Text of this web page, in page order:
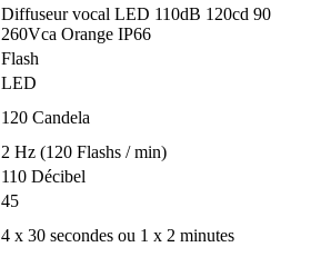
Diffuseur vocal LED 110dB 120cd 90
260Vca Orange IP66
Flash
LED
120 Candela
2 Hz (120 Flashs / min)
110 Décibel
45
4 x 30 secondes ou 1 x 2 minutes